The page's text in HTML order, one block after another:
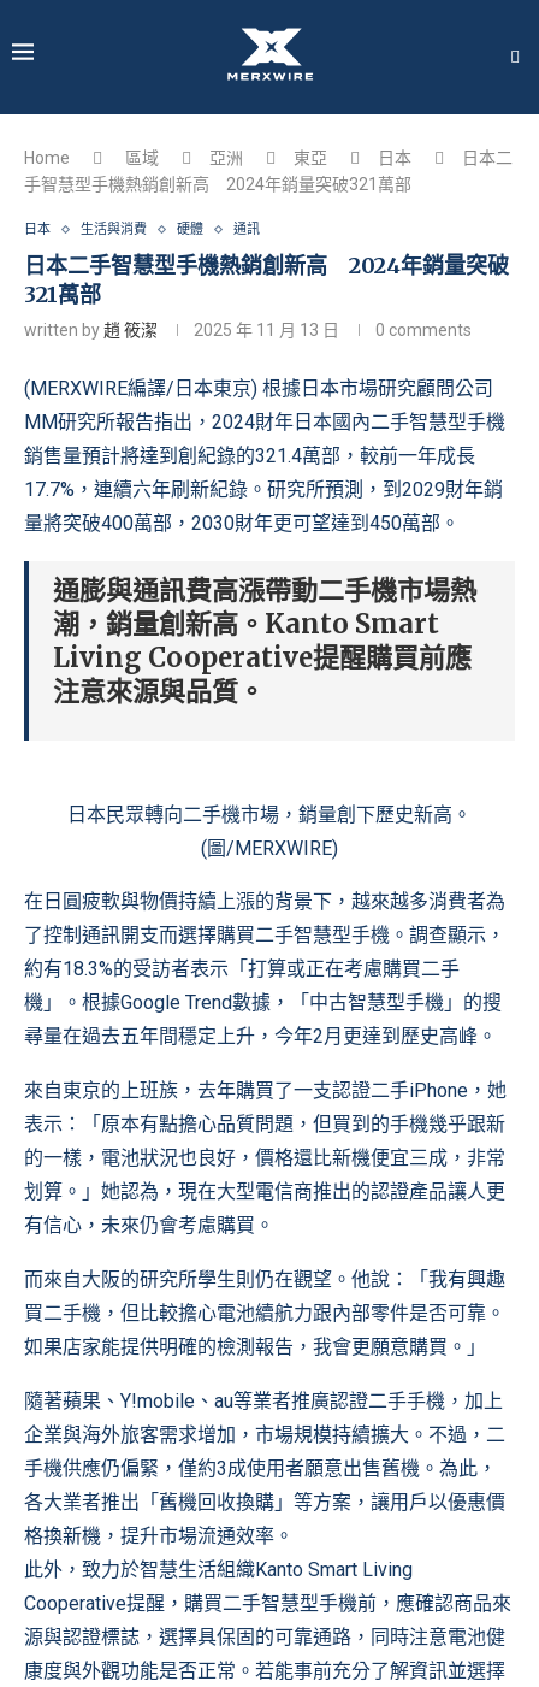
Home 區域 亞洲 東亞 日本
日本二
手智慧型手機熱銷創新高 2024年銷量突破321萬部
日本 生活與消費 硬體 通訊
日本二手智慧型手機熱銷創新高 2024年銷量突破
321萬部
written by趙 筱潔 2025 年 11 月 13 日 0 comments
(MERXWIRE編譯/日本東京) 根據日本市場研究顧問公司
MM研究所報告指出，2024財年日本國內二手智慧型手機
銷售量預計將達到創紀錄的321.4萬部，較前一年成長
17.7%，連續六年刷新紀錄。研究所預測，到2029財年銷
量將突破400萬部，2030財年更可望達到450萬部。
通膨與通訊費高漲帶動二手機市場熱
潮，銷量創新高。Kanto Smart
Living Cooperative提醒購買前應
注意來源與品質。
日本民眾轉向二手機市場，銷量創下歷史新高。
(圖/MERXWIRE)
在日圓疲軟與物價持續上漲的背景下，越來越多消費者為
了控制通訊開支而選擇購買二手智慧型手機。調查顯示，
約有18.3%的受訪者表示「打算或正在考慮購買二手
機」。根據Google Trend數據，「中古智慧型手機」的搜
尋量在過去五年間穩定上升，今年2月更達到歷史高峰。
來自東京的上班族，去年購買了一支認證二手iPhone，她
表示：「原本有點擔心品質問題，但買到的手機幾乎跟新
的一樣，電池狀況也良好，價格還比新機便宜三成，非常
划算。」她認為，現在大型電信商推出的認證產品讓人更
有信心，未來仍會考慮購買。
而來自大阪的研究所學生則仍在觀望。他說：「我有興趣
買二手機，但比較擔心電池續航力跟內部零件是否可靠。
如果店家能提供明確的檢測報告，我會更願意購買。」
隨著蘋果、Y!mobile、au等業者推廣認證二手手機，加上
企業與海外旅客需求增加，市場規模持續擴大。不過，二
手機供應仍偏緊，僅約3成使用者願意出售舊機。為此，
各大業者推出「舊機回收換購」等方案，讓用戶以優惠價
格換新機，提升市場流通效率。
此外，致力於智慧生活組織Kanto Smart Living
Cooperative提醒，購買二手智慧型手機前，應確認商品來
源與認證標誌，選擇具保固的可靠通路，同時注意電池健
康度與外觀功能是否正常。若能事前充分了解資訊並選擇